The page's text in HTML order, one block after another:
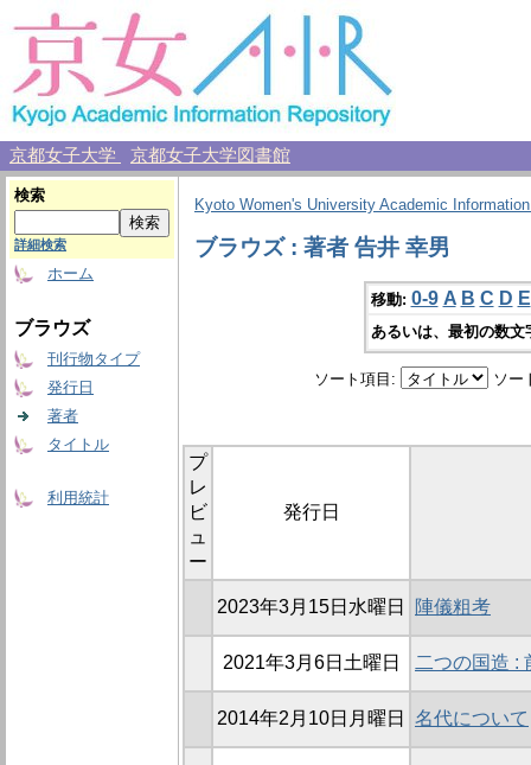
京都女子大学 京都女子大学図書館
検索
詳細検索
ホーム
ブラウズ
刊行物タイプ
発行日
著者
タイトル
利用統計
Kyoto Women's University Academic
ブラウズ : 著者 告井 幸男
移動: 0-9 A B C D E
あるいは、最初の数
ソート項目: ソー
プ
レ
ビ
ュ
ー
発行日
2023年3月15日水曜日 陣儀粗考
2021年3月6日土曜日 二つの国造 :
2014年2月10日月曜日 名代について